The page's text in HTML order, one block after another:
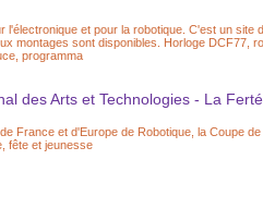
et pour la robotique. C'est un site
montages sont disponibles. Horloge DCF77,
programma
des Arts et Technologies - La
France et d'Europe de Robotique, la Coupe
fête et jeunesse